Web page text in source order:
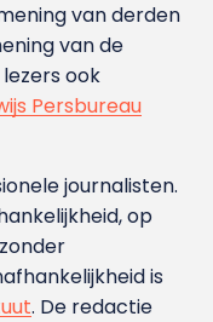
van derden
van de
ook
Persbureau
journalisten.
op
is
. De redactie